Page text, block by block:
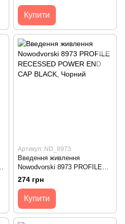
Купити
Артикул: ND_8973
Введення живлення
Nowodvorski 8973 PROFILE
RECESSED POWER END
CAP BLACK
274 грн
Купити